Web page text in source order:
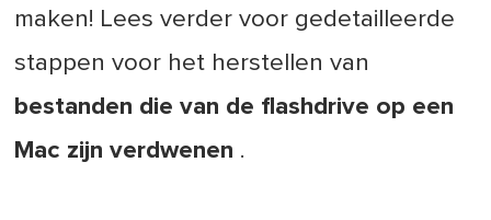
maken! Lees verder voor gedetailleerde
stappen voor het herstellen van
bestanden die van de flashdrive op een
Mac zijn verdwenen .